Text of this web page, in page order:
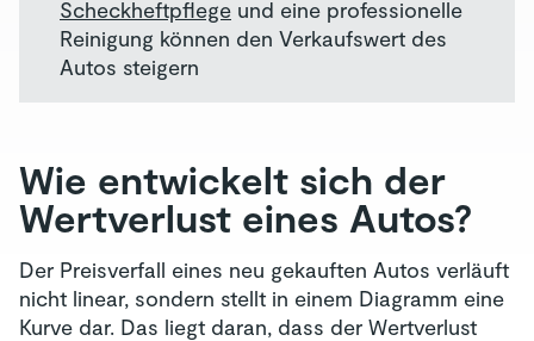
Scheckheftpflege und eine professionelle
Reinigung können den Verkaufswert des
Autos steigern
Wie entwickelt sich der
Wertverlust eines Autos?
Der Preisverfall eines neu gekauften Autos verläuft
nicht linear, sondern stellt in einem Diagramm eine
Kurve dar. Das liegt daran, dass der Wertverlust